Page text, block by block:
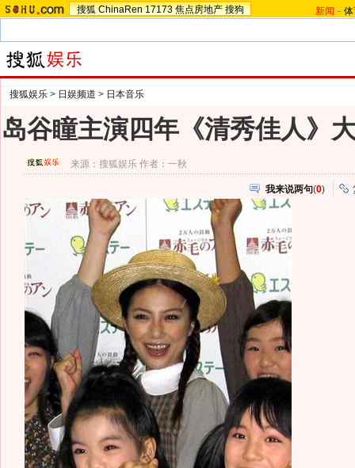
搜狐 ChinaRen 17173 焦点房地产 搜狗 新闻 -
搜狐娱乐 > 日娱频道 > 日本音乐
岛谷瞳主演四年《清秀佳人》
来源：搜狐娱乐 作者：一秋
我来说两句(0)